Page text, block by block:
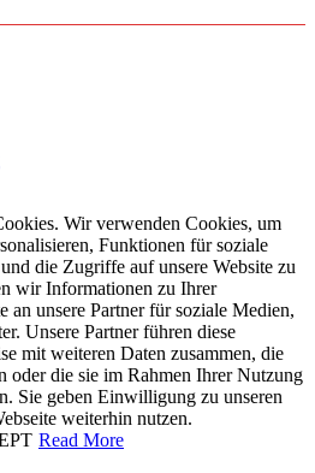
Wir verwenden Cookies, um
Funktionen für soziale
die Zugriffe auf unsere Website zu
wir Informationen zu Ihrer
an unsere Partner für soziale Medien,
Unsere Partner führen diese
mit weiteren Daten zusammen, die
oder die sie im Rahmen Ihrer Nutzung
Sie geben Einwilligung zu unseren
weiterhin nutzen.
Read More